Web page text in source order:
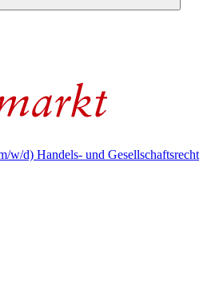
w/d) Handels- und Gesellschaftsrecht